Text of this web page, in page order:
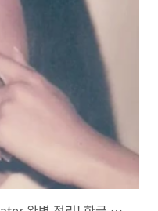
습니다. 2. 잭 할로우
스트 정보 수록 앨범 싱글